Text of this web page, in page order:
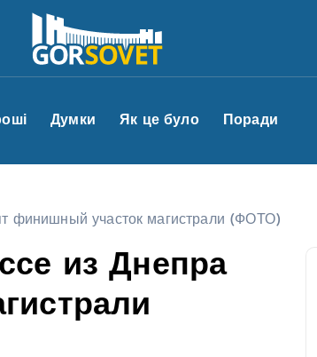
Думки Як це було Поради
финишный участок магистрали (ФОТО)
из Днепра